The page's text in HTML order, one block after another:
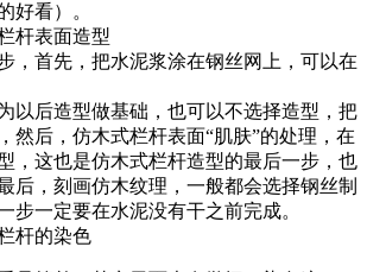
好看）。
杆表面造型
，首先，把水泥浆涂在钢丝网上，可以在
以后造型做基础，也可以不选择造型，把
然后，仿木式栏杆表面“肌肤”的处理，在
，这也是仿木式栏杆造型的最后一步，也
后，刻画仿木纹理，一般都会选择钢丝制
步一定要在水泥没有干之前完成。
杆的染色